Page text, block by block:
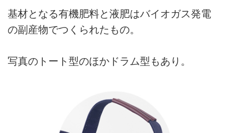
基材となる有機肥料と液肥はバイオガス発電
の副産物でつくられたもの。
写真のトート型のほかドラム型もあり。